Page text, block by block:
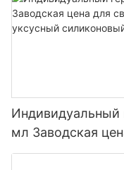
Индивидуальный
мл Заводская
желобов